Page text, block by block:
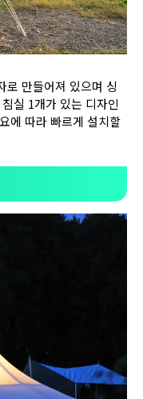
로 만들어져 있으며 싱
실 1개가 있는 디자인
에 따라 빠르게 설치할